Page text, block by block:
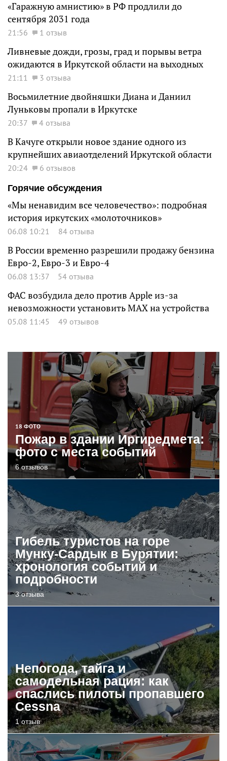
«Гаражную амнистию» в РФ продлили до
сентября 2031 года
21:56 1 отзыв
Ливневые дожди, грозы, град и порывы ветра
ожидаются в Иркутской области на выходных
21:11 3 отзыва
Восьмилетние двойняшки Диана и Даниил
Луньковы пропали в Иркутске
20:37 4 отзыва
В Качуге открыли новое здание одного из
крупнейших авиаотделений Иркутской области
20:24
6 отзывов
Горячие обсуждения
«Мы ненавидим все человечество»: подробная
история иркутских «молоточников»
06.08 10:21 84 отзыва
В России временно разрешили продажу бензина
Евро-2, Евро-3 и Евро-4
06.08 13:37 54 отзыва
ФАС возбудила дело против Apple из-за
невозможности установить MAX на устройства
05.08 11:45 49 отзывов
18 ФОТО
Пожар в здании Иргиредмета:
фото с места событий
6 отзывов
Гибель туристов на горе
Мунку-Сардык в Бурятии:
хронология событий и
подробности
3 отзыва
Непогода, тайга и
самодельная рация: как
спаслись пилоты пропавшего
Cessna
1 отзыв